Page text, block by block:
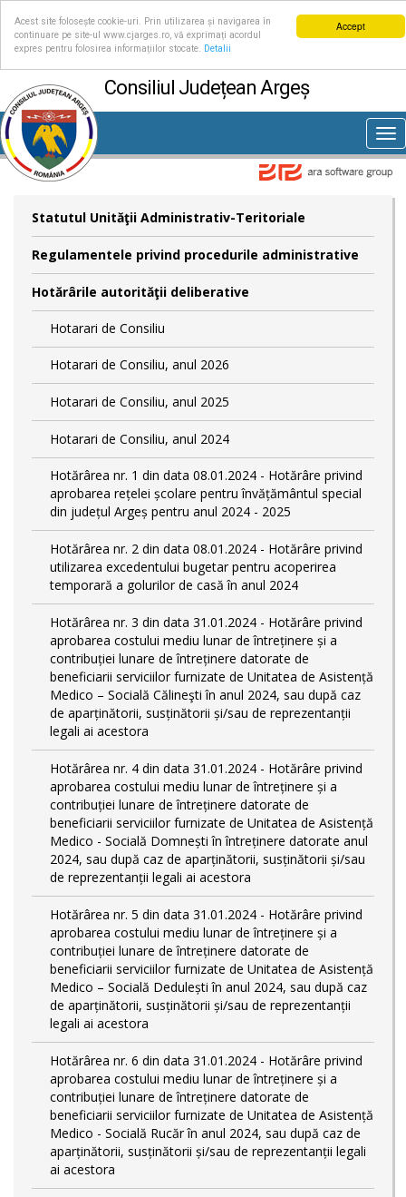
Accept
Acest site folosește cookie-uri. Prin utilizarea și navigarea în
continuare pe site-ul www.cjarges.ro, vă exprimați acordul
expres pentru folosirea informațiilor stocate.
Detalii
Consiliul Județean Argeș
Statutul Unităţii Administrativ-Teritoriale
Regulamentele privind procedurile administrative
Hotărârile autorităţii deliberative
Hotarari de Consiliu
Hotarari de Consiliu, anul 2026
Hotarari de Consiliu, anul 2025
Hotarari de Consiliu, anul 2024
Hotărârea nr. 1 din data 08.01.2024 - Hotărâre privind
aprobarea rețelei școlare pentru învățământul special
din județul Argeș pentru anul 2024 - 2025
Hotărârea nr. 2 din data 08.01.2024 - Hotărâre privind
utilizarea excedentului bugetar pentru acoperirea
temporară a golurilor de casă în anul 2024
Hotărârea nr. 3 din data 31.01.2024 - Hotărâre privind
aprobarea costului mediu lunar de întreținere și a
contribuției lunare de întreținere datorate de
beneficiarii serviciilor furnizate de Unitatea de Asistență
Medico – Socială Călineşti în anul 2024, sau după caz
de aparținătorii, susținătorii și/sau de reprezentanții
legali ai acestora
Hotărârea nr. 4 din data 31.01.2024 - Hotărâre privind
aprobarea costului mediu lunar de întreținere și a
contribuției lunare de întreținere datorate de
beneficiarii serviciilor furnizate de Unitatea de Asistență
Medico - Socială Domnești în întreținere datorate anul
2024, sau după caz de aparținătorii, susținătorii și/sau
de reprezentanții legali ai acestora
Hotărârea nr. 5 din data 31.01.2024 - Hotărâre privind
aprobarea costului mediu lunar de întreținere și a
contribuției lunare de întreținere datorate de
beneficiarii serviciilor furnizate de Unitatea de Asistență
Medico – Socială Dedulești în anul 2024, sau după caz
de aparținătorii, susținătorii și/sau de reprezentanții
legali ai acestora
Hotărârea nr. 6 din data 31.01.2024 - Hotărâre privind
aprobarea costului mediu lunar de întreținere și a
contribuției lunare de întreținere datorate de
beneficiarii serviciilor furnizate de Unitatea de Asistență
Medico - Socială Rucăr în anul 2024, sau după caz de
aparținătorii, susținătorii și/sau de reprezentanții legali
ai acestora